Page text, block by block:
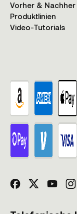
Vorher & Nachher
Produktlinien
Video-Tutorials